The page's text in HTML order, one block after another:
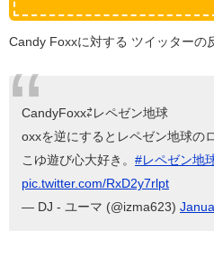
Candy Foxxに対する ツイッターの
CandyFoxx⇄レペゼン地球
oxxを逆にするとレペゼン地球の
こゆ遊び心大好き。 #レペゼン地
pic.twitter.com/RxD2y7rlpt
— DJ ‌-‌ ユーマ (@izma623)